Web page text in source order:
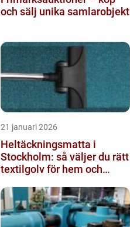
och sälj unika samlarobjekt
21 januari 2026
Heltäckningsmatta i
Stockholm: så väljer du rätt
textilgolv för hem och